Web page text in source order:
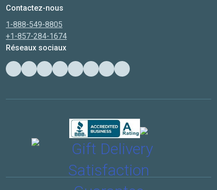
Contactez-nous
1-888-549-8805
+1-857-284-1674
Réseaux sociaux